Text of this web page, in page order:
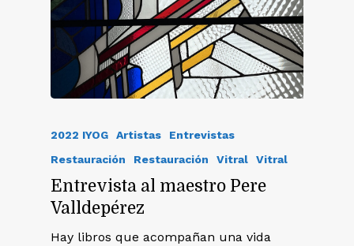
2022 IYOG Artistas
Entrevistas
Restauración
Restauración Vitral Vitral
Entrevista al maestro Pere
Valldepérez
Hay libros que acompañan una vida